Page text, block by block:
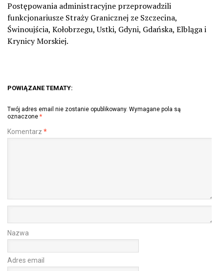
Postępowania administracyjne przeprowadzili
funkcjonariusze Straży Granicznej ze Szczecina,
Świnoujścia, Kołobrzegu, Ustki, Gdyni, Gdańska, Elbląga i
Krynicy Morskiej.
POWIĄZANE TEMATY:
Twój adres email nie zostanie opublikowany. Wymagane pola są
oznaczone *
Komentarz *
Nazwa
Adres email